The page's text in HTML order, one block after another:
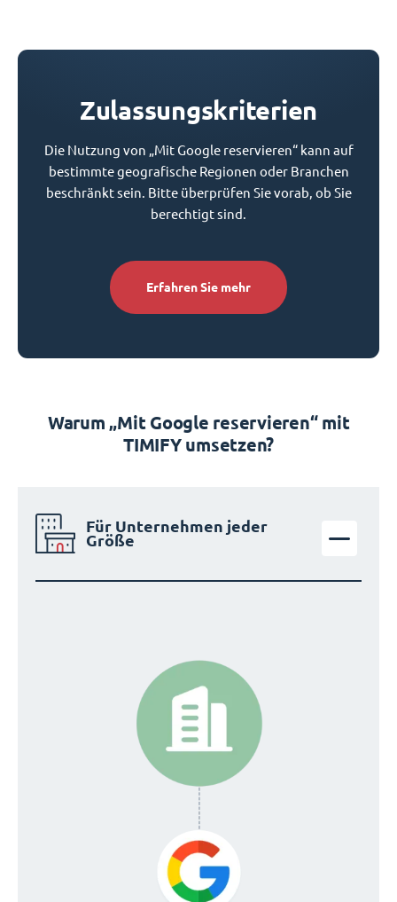
Zulassungskriterien
Die Nutzung von „Mit Google reservieren“ kann auf
bestimmte geografische Regionen oder Branchen
beschränkt sein. Bitte überprüfen Sie vorab, ob Sie
berechtigt sind.
Erfahren Sie mehr
Warum „Mit Google reservieren“ mit
TIMIFY umsetzen?
Für Unternehmen jeder
Größe